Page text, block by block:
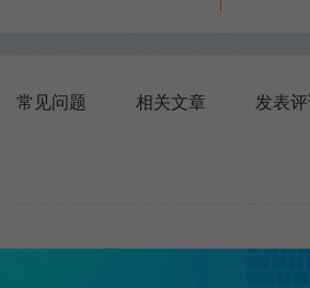
常见问题 相关文章 发表